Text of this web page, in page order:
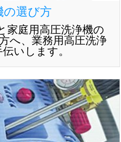
の選び方
家庭用高圧洗浄機の
へ、業務用高圧洗浄
いします。